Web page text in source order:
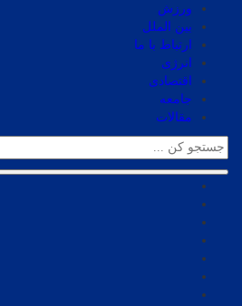
ورزش
بین الملل
ارتباط با ما
انرژی
اقتصادی
جامعه
مقالات